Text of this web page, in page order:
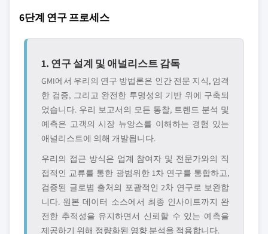
6단계 연구 프로세스
1. 연구 설계 및 애널리스트 감독
GMI에서 우리의 연구 방법론은 인간 전문 지식, 엄격
한 검증, 그리고 완전한 투명성의 기반 위에 구축되
었습니다. 우리 보고서의 모든 통찰, 트렌드 분석 및
예측은 고객의 시장 뉴앙스를 이해하는 경험 있는
애널리스트에 의해 개발됩니다.
우리의 접근 방식은 업계 참여자 및 전문가와의 직
접적인 교류를 통한 광범위한 1차 연구를 통합하고,
검증된 글로볌 출처의 포괄적인 2차 연구로 보완합
니다. 원본 데이터 소스에서 최종 인사이트까지 완
전한 추적성을 유지하면서 신뢰할 수 있는 예측을
제공하기 위해 정량화된 영향 분석을 적용합니다.